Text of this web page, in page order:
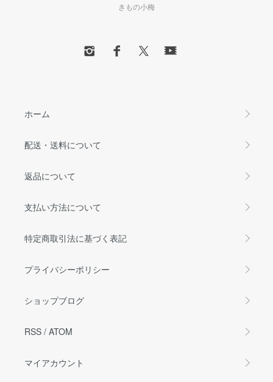
きもの小梅
ホーム
配送・送料について
返品について
支払い方法について
特定商取引法に基づく表記
プライバシーポリシー
ショップブログ
RSS / ATOM
マイアカウント